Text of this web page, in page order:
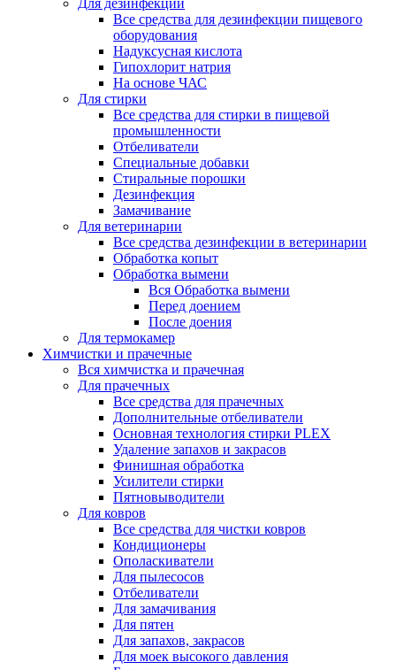
Для дезинфекции
Все средства для дезинфекции пищевого
оборудования
Надуксусная кислота
Гипохлорит натрия
На основе ЧАС
Для стирки
Все средства для стирки в пищевой
промышленности
Отбеливатели
Специальные добавки
Стиральные порошки
Дезинфекция
Замачивание
Для ветеринарии
Все средства дезинфекции в ветеринарии
Обработка копыт
Обработка вымени
Вся Обработка вымени
Перед доением
После доения
Для термокамер
Химчистки и прачечные
Вся химчистка и прачечная
Для прачечных
Все средства для прачечных
Дополнительные отбеливатели
Основная технология стирки PLEX
Удаление запахов и закрасов
Финишная обработка
Усилители стирки
Пятновыводители
Для ковров
Все средства для чистки ковров
Кондиционеры
Ополаскиватели
Для пылесосов
Отбеливатели
Для замачивания
Для пятен
Для запахов, закрасов
Для моек высокого давления